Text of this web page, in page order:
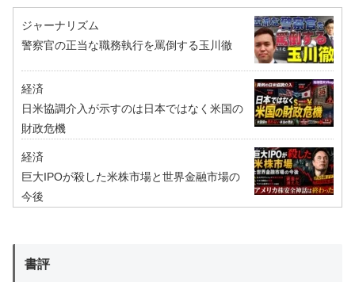
ジャーナリズム
警察官の正当な職務執行を罵倒する玉川徹
経済
日米協調介入が示すのは日本ではなく米国の
財政危機
経済
巨大IPOが殺した米株市場と世界金融市場の
今後
書評